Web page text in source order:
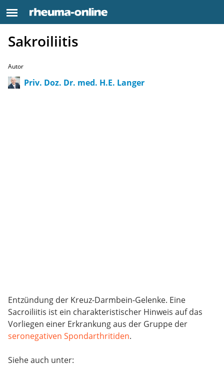
Sakroiliitis
Autor
Priv. Doz. Dr. med. H.E. Langer
Entzündung der Kreuz-Darmbein-Gelenke. Eine
Sacroiliitis ist ein charakteristischer Hinweis auf das
Vorliegen einer Erkrankung aus der Gruppe der
seronegativen Spondarthritiden.
Siehe auch unter: